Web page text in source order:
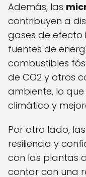
Además, las
contribuyen a
gases de efecto
fuentes de
combustibles
de CO2 y otros
ambiente, lo
climático y
Por otro lado, las
resiliencia y
con las plantas
contar con una